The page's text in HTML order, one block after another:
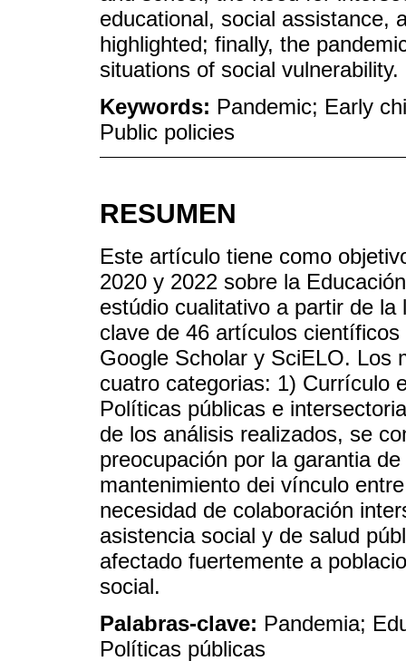
educational, social assistance,
highlighted; finally, the
situations of social vulnerability.
Keywords: Pandemic; Early
Public policies
RESUMEN
Este artículo tiene como
2020 y 2022 sobre la
estúdio cualitativo a partir de
clave de 46 artículos
Google Scholar y SciELO. Los
cuatro categorias: 1) Currículo
Políticas públicas e
de los análisis realizados, se
preocupación por la garantia
mantenimiento dei vínculo
necesidad de colaboración
asistencia social y de salud
afectado fuertemente a
social.
Palabras-clave: Pandemia;
Políticas públicas